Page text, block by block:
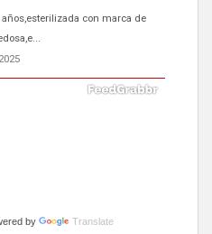
con marca de
Gatos callejeros de la zona los
by Translate